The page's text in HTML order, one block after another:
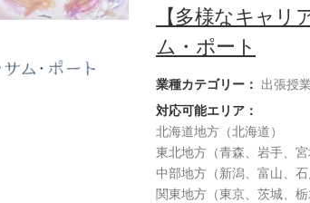
【多様なキャリ
ム・ポート
業種カテゴリー：
出張授
対応可能エリア：
北海道地方（北海道）
東北地方（青森、岩手、宮
中部地方（新潟、富山、
関東地方（東京、茨城、